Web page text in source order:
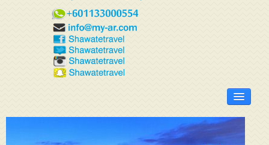
الرئيسية